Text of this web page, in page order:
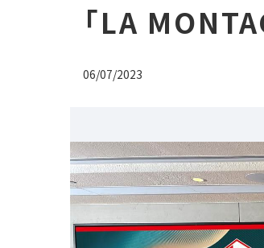
「LA
06/07/2023